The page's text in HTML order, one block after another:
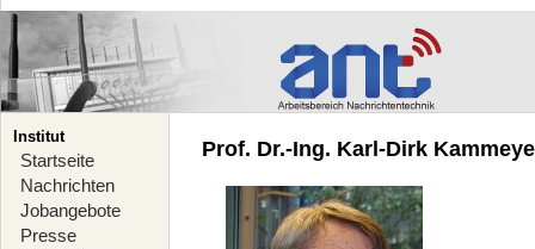
Institut
Startseite
Nachrichten
Jobangebote
Presse
Prof. Dr.-Ing. Karl-Dirk